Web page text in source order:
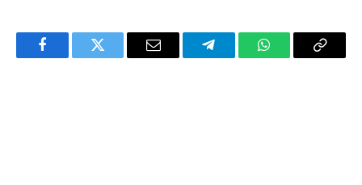
FacebookTwitter Email TelegramWhatsAppCopy